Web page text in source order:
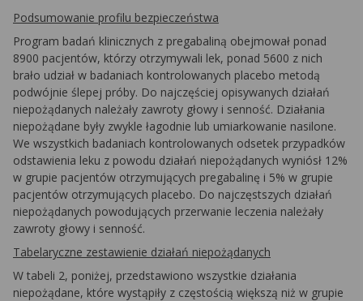
Podsumowanie profilu bezpieczeństwa
Program badań klinicznych z pregabaliną obejmował ponad
8900 pacjentów, którzy otrzymywali lek, ponad 5600 z nich
brało udział w badaniach kontrolowanych placebo metodą
podwójnie ślepej próby. Do najczęściej opisywanych działań
niepożądanych należały zawroty głowy i senność. Działania
niepożądane były zwykle łagodnie lub umiarkowanie nasilone.
We wszystkich badaniach kontrolowanych odsetek przypadków
odstawienia leku z powodu działań niepożądanych wyniósł 12%
w grupie pacjentów otrzymujących pregabalinę i 5% w grupie
pacjentów otrzymujących placebo. Do najczęstszych działań
niepożądanych powodujących przerwanie leczenia należały
zawroty głowy i senność.
Tabelaryczne zestawienie działań niepożądanych
W tabeli 2, poniżej, przedstawiono wszystkie działania
niepożądane, które wystąpiły z częstością większą niż w grupie